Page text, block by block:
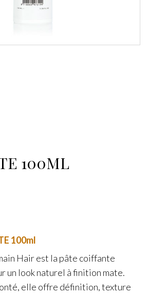
100ML
100ml
Hair est la pâte coiffante
un look naturel à finition mate.
elle offre définition, texture